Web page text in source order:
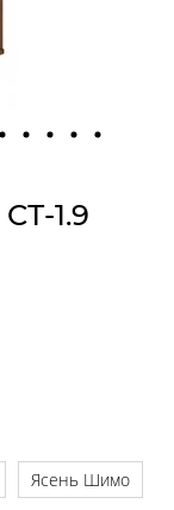
1.9
Ясень Шимо